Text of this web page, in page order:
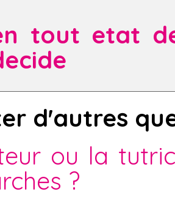
tout etat
d'autres
ou la
?